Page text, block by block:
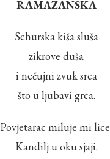
RAMAZANSKA
Sehurska kiša sluša
zikrove duša
i nečujni zvuk srca
što u ljubavi grca.
Povjetarac miluje mi
Kandilj u oku sjaji.